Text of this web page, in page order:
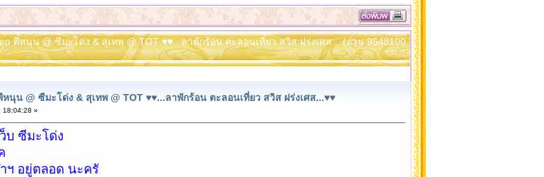
พีหนุน @ ซีมะโด่ง & สุเทพ @ TOT ♥♥...ลาพักร้อน ตะลอนเที่ยว สวิส ฝร่งเศส.. (อ่าน 9548100
นุน @ ซีมะโด่ง & สุเทพ @ TOT ♥♥...ลาพักร้อน ตะลอนเที่ยว สวิส ฝร่งเศส...♥♥
»
บ ซีมะโด่ง
ฯ อยู่ตลอด นะครั